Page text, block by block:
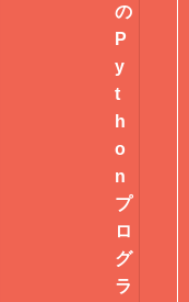
の
P
y
t
h
o
n
プ
ロ
グ
ラ